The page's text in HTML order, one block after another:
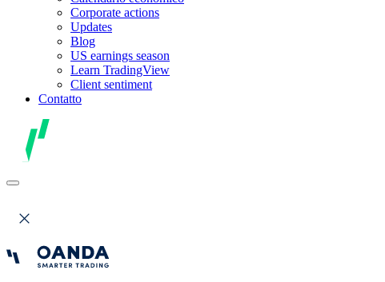
Corporate actions
Updates
Blog
US earnings season
Learn TradingView
Client sentiment
Contatto